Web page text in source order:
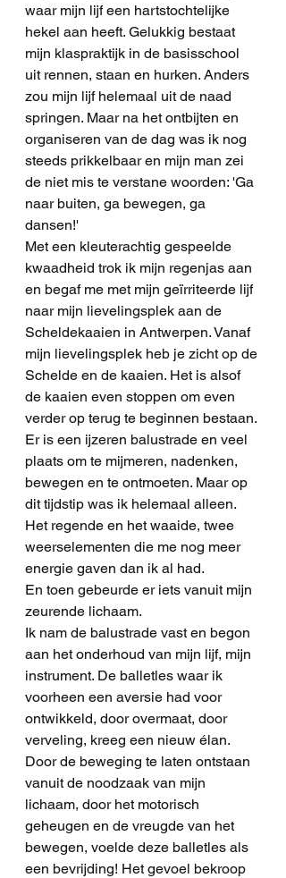
waar mijn lijf een hartstochtelijke
hekel aan heeft. Gelukkig bestaat
mijn klaspraktijk in de basisschool
uit rennen, staan en hurken. Anders
zou mijn lijf helemaal uit de naad
springen. Maar na het ontbijten en
organiseren van de dag was ik nog
steeds prikkelbaar en mijn man zei
de niet mis te verstane woorden: 'Ga
naar buiten, ga bewegen, ga
dansen!'
Met een kleuterachtig gespeelde
kwaadheid trok ik mijn regenjas aan
en begaf me met mijn geïrriteerde lijf
naar mijn lievelingsplek aan de
Scheldekaaien in Antwerpen. Vanaf
mijn lievelingsplek heb je zicht op de
Schelde en de kaaien. Het is alsof
de kaaien even stoppen om even
verder op terug te beginnen bestaan.
Er is een ijzeren balustrade en veel
plaats om te mijmeren, nadenken,
bewegen en te ontmoeten. Maar op
dit tijdstip was ik helemaal alleen.
Het regende en het waaide, twee
weerselementen die me nog meer
energie gaven dan ik al had.
En toen gebeurde er iets vanuit mijn
zeurende lichaam.
Ik nam de balustrade vast en begon
aan het onderhoud van mijn lijf, mijn
instrument. De balletles waar ik
voorheen een aversie had voor
ontwikkeld, door overmaat, door
verveling, kreeg een nieuw élan.
Door de beweging te laten ontstaan
vanuit de noodzaak van mijn
lichaam, door het motorisch
geheugen en de vreugde van het
bewegen, voelde deze balletles als
een bevrijding! Het gevoel bekroop